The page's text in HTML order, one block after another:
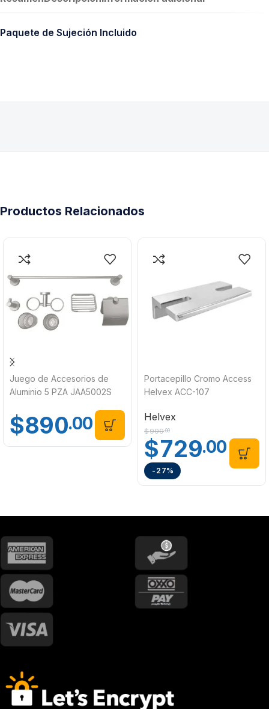
Paquete de Sujeción Incluido
Productos Relacionados
Juego de Accesorios de
Aluminio 5 PZA JAA5002S
$890.00
Portacepillo Cromo Access
Helvex ACC-107
Helvex
$999.00
$729.00
-27%